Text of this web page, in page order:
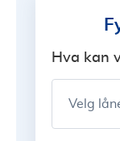
Hva kan
Velg